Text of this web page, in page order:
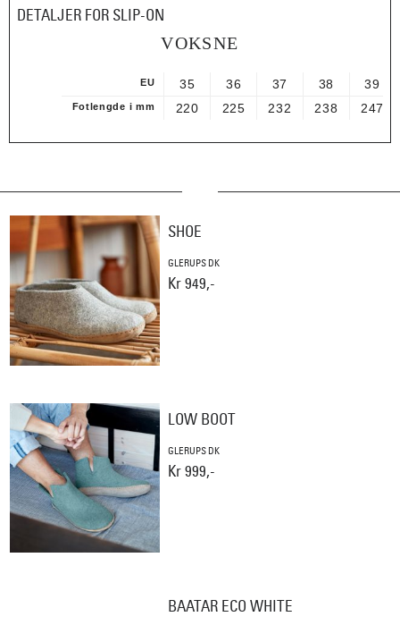
DETALJER FOR SLIP-ON
VOKSNE
EU 35 36 37 38 39
Fotlengde i mm 220 225 232 238 247
SHOE
GLERUPS DK
Kr 949,-
LOW BOOT
GLERUPS DK
Kr 999,-
BAATAR ECO WHITE